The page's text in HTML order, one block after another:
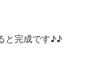
と完成です♪♪